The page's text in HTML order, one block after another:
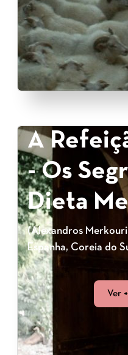
A
- Os
Dieta
(Alexandros
Espanha, Coreia do
Ver